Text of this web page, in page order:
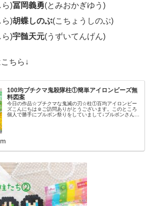
ら)冨岡義勇(とみおかぎゆう)
ら)胡蝶しのぶ(こちょうしのぶ)
ら)宇髄天元(うずいてんげん)
ちら↓
100均プチクマ鬼殺隊柱①簡単アイロンビーズ無
料図案
今日の作品☆プチクマな鬼滅の刃☆柱①百均アイロンビー
ズこんにちは☺ご訪問ありがとうございます。このところ
個人で勝手にブルボン祭りをしていまして↓ブルボンさんの